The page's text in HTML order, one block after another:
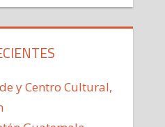
y Centro Cultural,